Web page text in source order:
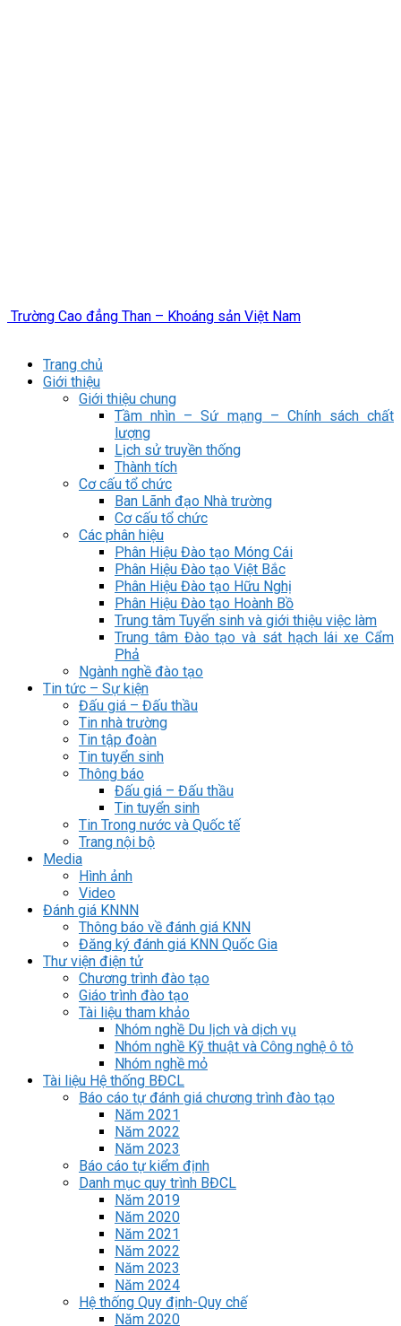
Trường Cao đẳng Than – Khoáng sản Việt Nam
Trang chủ
Giới thiệu
Giới thiệu chung
Tầm nhìn – Sứ mạng – Chính sách chất
lượng
Lịch sử truyền thống
Thành tích
Cơ cấu tổ chức
Ban Lãnh đạo Nhà trường
Cơ cấu tổ chức
Các phân hiệu
Phân Hiệu Đào tạo Móng Cái
Phân Hiệu Đào tạo Việt Bắc
Phân Hiệu Đào tạo Hữu Nghị
Phân Hiệu Đào tạo Hoành Bồ
Trung tâm Tuyển sinh và giới thiệu việc làm
Trung tâm Đào tạo và sát hạch lái xe Cẩm
Phả
Ngành nghề đào tạo
Tin tức – Sự kiện
Đấu giá – Đấu thầu
Tin nhà trường
Tin tập đoàn
Tin tuyển sinh
Thông báo
Đấu giá – Đấu thầu
Tin tuyển sinh
Tin Trong nước và Quốc tế
Trang nội bộ
Media
Hình ảnh
Video
Đánh giá KNNN
Thông báo về đánh giá KNN
Đăng ký đánh giá KNN Quốc Gia
Thư viện điện tử
Chương trình đào tạo
Giáo trình đào tạo
Tài liệu tham khảo
Nhóm nghề Du lịch và dịch vụ
Nhóm nghề Kỹ thuật và Công nghệ ô tô
Nhóm nghề mỏ
Tài liệu Hệ thống BĐCL
Báo cáo tự đánh giá chương trình đào tạo
Năm 2021
Năm 2022
Năm 2023
Báo cáo tự kiểm định
Danh mục quy trình BĐCL
Năm 2019
Năm 2020
Năm 2021
Năm 2022
Năm 2023
Năm 2024
Hệ thống Quy định-Quy chế
Năm 2020